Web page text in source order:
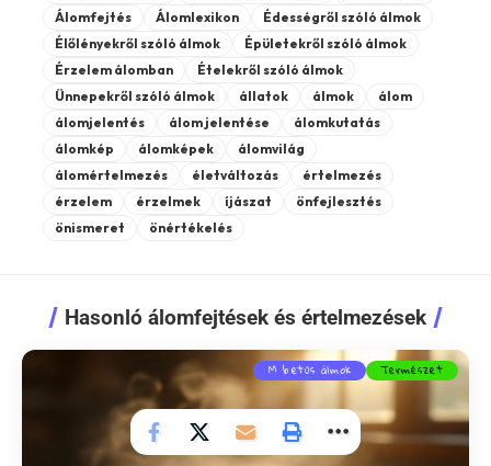
Álomfejtés
Álomlexikon
Édességről szóló álmok
Élőlényekről szóló álmok
Épületekről szóló álmok
Érzelem álomban
Ételekről szóló álmok
Ünnepekről szóló álmok
állatok álmok
álom
álomjelentés
álom jelentése
álomkutatás
álomkép
álomképek
álomvilág
álomértelmezés
életváltozás
értelmezés
érzelem
érzelmek íjászat
önfejlesztés
önismeret
önértékelés
Hasonló álomfejtések és értelmezések
M betűs álmok Természet